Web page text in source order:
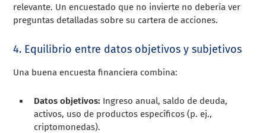
relevante. Un encuestado que no invierte no debería ver
preguntas detalladas sobre su cartera de acciones.
4. Equilibrio entre datos objetivos y subjetivos
Una buena encuesta financiera combina:
Datos objetivos: Ingreso anual, saldo de deuda,
activos, uso de productos específicos (p. ej.,
criptomonedas).